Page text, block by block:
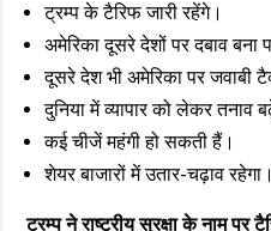
ट्रम्प के टैरिफ जारी रहेंगे।
अमेरिका दूसरे देशों पर दबाव बना
दूसरे देश भी अमेरिका पर जवाबी
दुनिया में व्यापार को लेकर तनाव
कई चीजें महंगी हो सकती हैं।
शेयर बाजारों में उतार-चढ़ाव रहेगा।
ट्रम्प ने राष्ट्रीय सुरक्षा के नाम पर